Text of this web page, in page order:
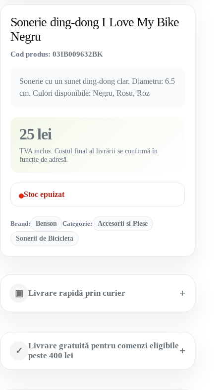
Sonerie ding-dong I Love My Bike
Negru
Cod produs: 03IB009632BK
Sonerie cu un sunet ding-dong clar. Diametru: 6.5
cm. Culori disponibile: Negru, Rosu, Roz
25 lei
TVA inclus. Costul final al livrării se confirmă în
funcție de adresă.
Stoc epuizat
Brand: Benson Categorie:
Accesorii si Piese
Sonerii de Bicicleta
▣ Livrare rapidă prin curier
✓
Livrare gratuită pentru comenzi eligibile
peste 400 lei